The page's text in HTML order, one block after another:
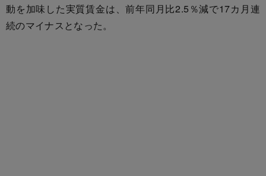
動を加味した実質賃金は、前年同月比2.5％減で17カ月連
続のマイナスとなった。